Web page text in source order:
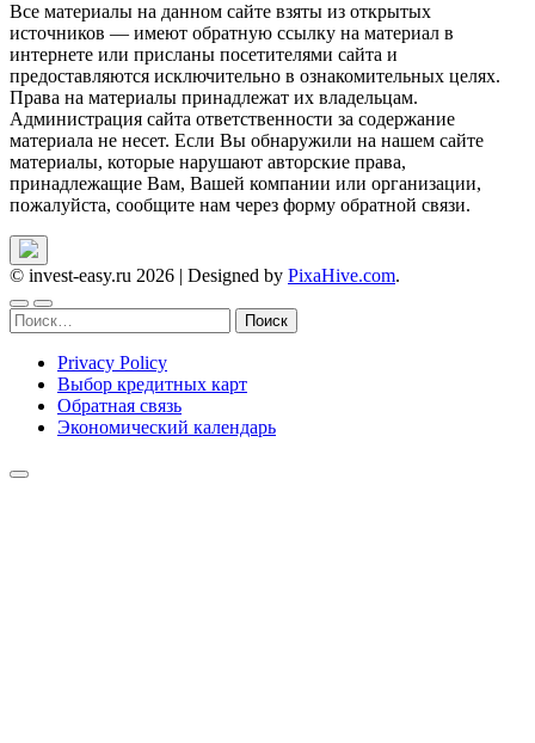
Все материалы на данном сайте взяты из открытых
источников — имеют обратную ссылку на материал в
интернете или присланы посетителями сайта и
предоставляются исключительно в ознакомительных целях.
Права на материалы принадлежат их владельцам.
Администрация сайта ответственности за содержание
материала не несет. Если Вы обнаружили на нашем сайте
материалы, которые нарушают авторские права,
принадлежащие Вам, Вашей компании или организации,
пожалуйста, сообщите нам через форму обратной связи.
© invest-easy.ru 2026 | Designed by PixaHive.com.
Найти:
Privacy Policy
Выбор кредитных карт
Обратная связь
Экономический календарь